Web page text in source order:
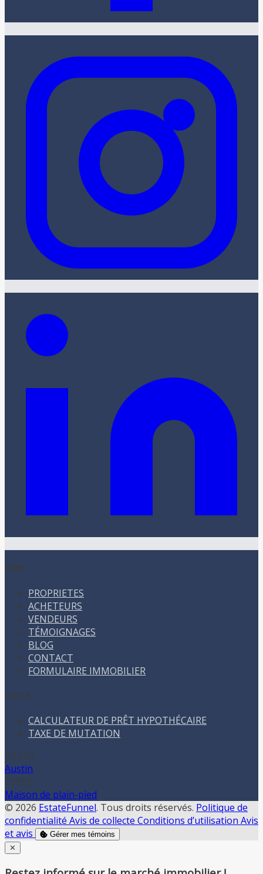
MENU
PROPRIETES
ACHETEURS
VENDEURS
TÉMOIGNAGES
BLOG
CONTACT
FORMULAIRE IMMOBILIER
OUTILS
CALCULATEUR DE PRÊT HYPOTHÉCAIRE
TAXE DE MUTATION
VILLES
Austin
TYPES
Maison de plain-pied
© 2026 EstateFunnel. Tous droits réservés. Politique de
confidentialité Avis de collecte Conditions d’utilisation Avis
et avis
Gérer mes témoins
Close
✕